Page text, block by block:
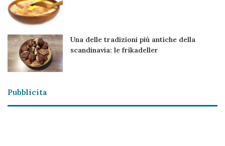
Una delle tradizioni più antiche della
scandinavia: le frikadeller
Pubblicita